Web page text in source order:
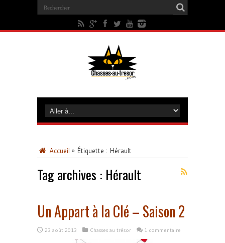
Accueil » Étiquette : Hérault
Tag archives : Hérault
Un Appart à la Clé – Saison 2
23 août 2013 Chasses au trésor 1 commentaire